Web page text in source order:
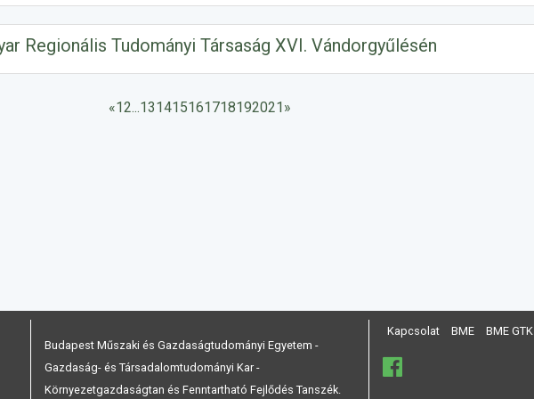
Regionális Tudományi Társaság XVI. Vándorgyűlésén
«12...131415161718192021»
Budapest Műszaki és Gazdaságtudományi Egyetem -
Gazdaság- és Társadalomtudományi Kar -
Környezetgazdaságtan és Fenntartható Fejlődés Tanszék.
Kapcsolat BME BME GTK